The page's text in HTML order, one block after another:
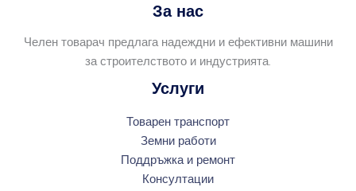
За нас
Челен товарач предлага надеждни и ефективни машини
за строителството и индустрията.
Услуги
Товарен транспорт
Земни работи
Поддръжка и ремонт
Консултации